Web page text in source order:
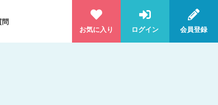
問
お気に入り
ログイン 会員登録